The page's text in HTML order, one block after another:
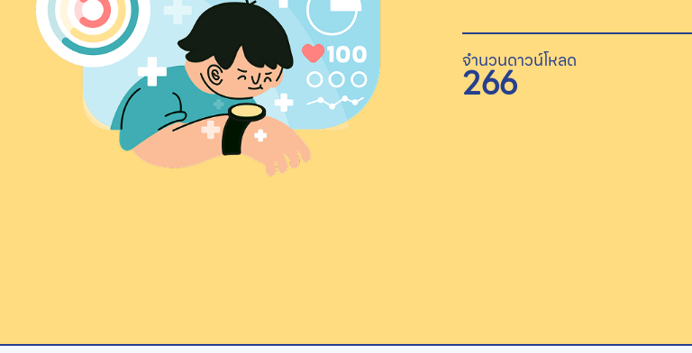
จำนวนดาวน์โหลด
266